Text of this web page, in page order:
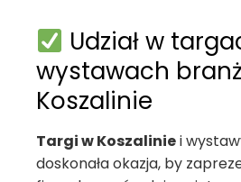
Udział w
wystawach
Koszalinie
Targi w Koszaliniei
doskonała okazja, by